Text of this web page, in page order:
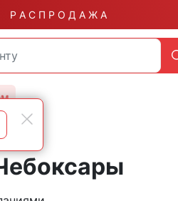
Р А С П Р О Д А Ж А